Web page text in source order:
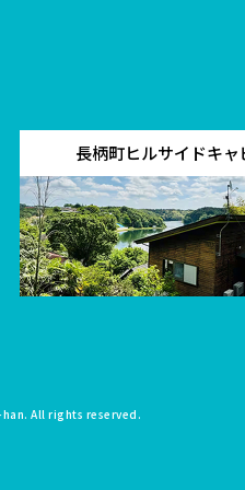
長柄町ヒルサイドキャ
. All rights reserved.